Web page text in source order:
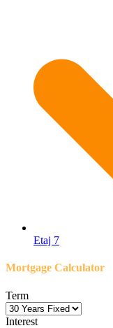
Etaj 7
Mortgage Calculator
Term
Interest